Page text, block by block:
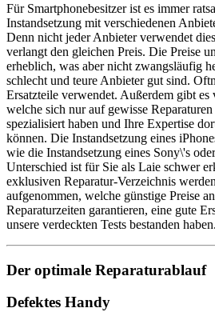
Für Smartphonebesitzer ist es immer
Instandsetzung mit verschiedenen
Denn nicht jeder Anbieter verwendet
verlangt den gleichen Preis. Die Preise
erheblich, was aber nicht zwangsläufig
schlecht und teure Anbieter gut sind.
Ersatzteile verwendet. Außerdem gibt es
welche sich nur auf gewisse
spezialisiert haben und Ihre Expertise
können. Die Instandsetzung eines
wie die Instandsetzung eines Sony\'s
Unterschied ist für Sie als Laie schwer
exklusiven Reparatur-Verzeichnis
aufgenommen, welche günstige Preise
Reparaturzeiten garantieren, eine gute
unsere verdeckten Tests bestanden haben.
Der optimale Reparaturablauf
Defektes Handy